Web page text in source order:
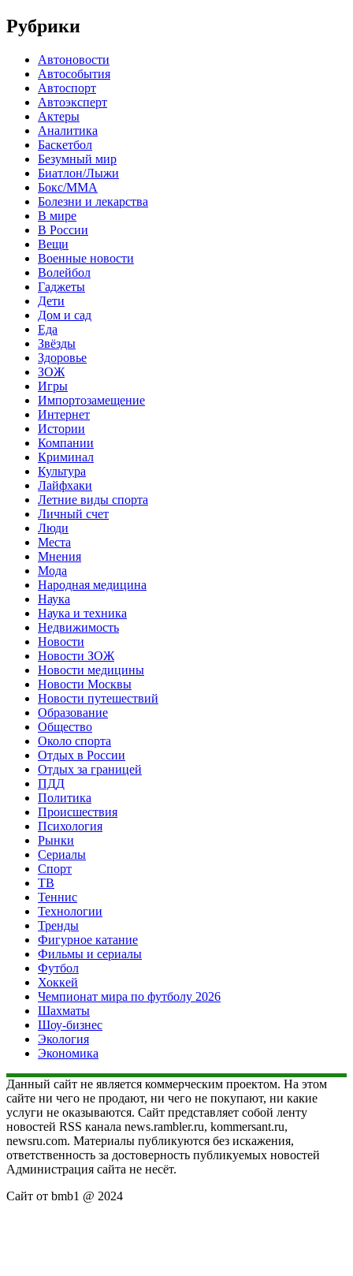
Рубрики
Автоновости
Автособытия
Автоспорт
Автоэксперт
Актеры
Аналитика
Баскетбол
Безумный мир
Биатлон/Лыжи
Бокс/MMA
Болезни и лекарства
В мире
В России
Вещи
Военные новости
Волейбол
Гаджеты
Дети
Дом и сад
Еда
Звёзды
Здоровье
ЗОЖ
Игры
Импортозамещение
Интернет
Истории
Компании
Криминал
Культура
Лайфхаки
Летние виды спорта
Личный счет
Люди
Места
Мнения
Мода
Народная медицина
Наука
Наука и техника
Недвижимость
Новости
Новости ЗОЖ
Новости медицины
Новости Москвы
Новости путешествий
Образование
Общество
Около спорта
Отдых в России
Отдых за границей
ПДД
Политика
Происшествия
Психология
Рынки
Сериалы
Спорт
ТВ
Теннис
Технологии
Тренды
Фигурное катание
Фильмы и сериалы
Футбол
Хоккей
Чемпионат мира по футболу 2026
Шахматы
Шоу-бизнес
Экология
Экономика
Данный сайт не является коммерческим проектом. На этом
сайте ни чего не продают, ни чего не покупают, ни какие
услуги не оказываются. Сайт представляет собой ленту
новостей RSS канала news.rambler.ru, kommersant.ru,
newsru.com. Материалы публикуются без искажения,
ответственность за достоверность публикуемых новостей
Администрация сайта не несёт.
Сайт от bmb1 @ 2024